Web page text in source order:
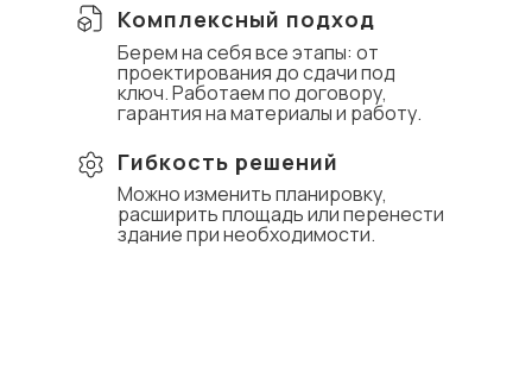
Можно изменить планировку,
расширить площадь или перенести
здание при необходимости.
Гибкость решений
Берем на себя все этапы: от
проектирования до сдачи под
ключ. Работаем по договору,
гарантия на материалы и работу.
Комплексный подход